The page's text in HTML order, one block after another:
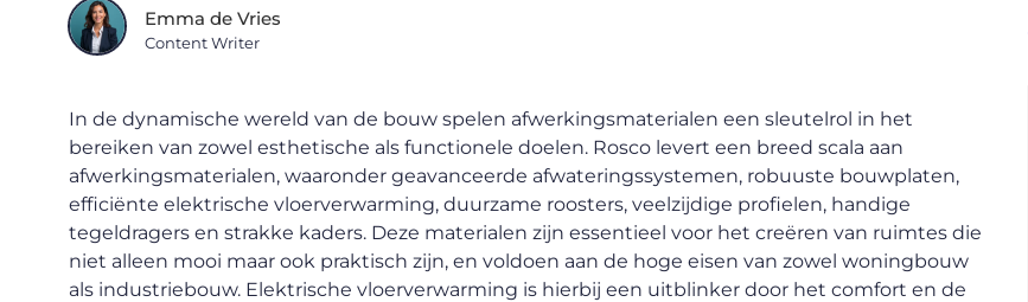
Emma de Vries
Content Writer
In de dynamische wereld van de bouw spelen afwerkingsmaterialen een sleutelrol in het
bereiken van zowel esthetische als functionele doelen. Rosco levert een breed scala aan
afwerkingsmaterialen, waaronder geavanceerde afwateringssystemen, robuuste bouwplaten,
efficiënte elektrische vloerverwarming, duurzame roosters, veelzijdige profielen, handige
tegeldragers en strakke kaders. Deze materialen zijn essentieel voor het creëren van ruimtes die
niet alleen mooi maar ook praktisch zijn, en voldoen aan de hoge eisen van zowel woningbouw
als industriebouw. Elektrische vloerverwarming is hierbij een uitblinker door het comfort en de